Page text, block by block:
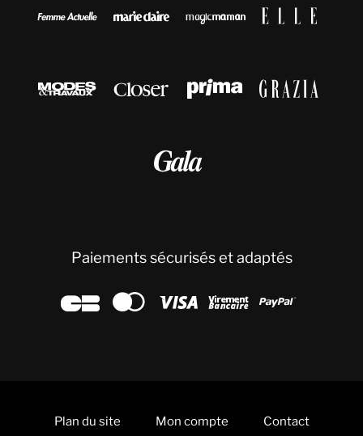
   
   

Paiements sécurisés et adaptés
    
Plan du site Mon compte Contact